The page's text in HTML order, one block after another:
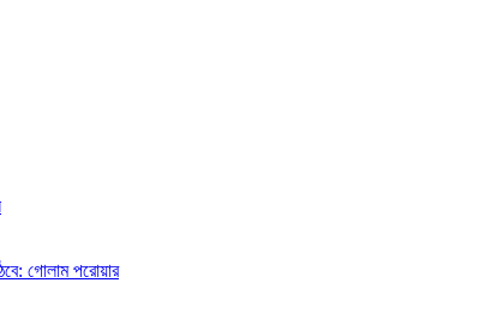
গোলাম পরোয়ার